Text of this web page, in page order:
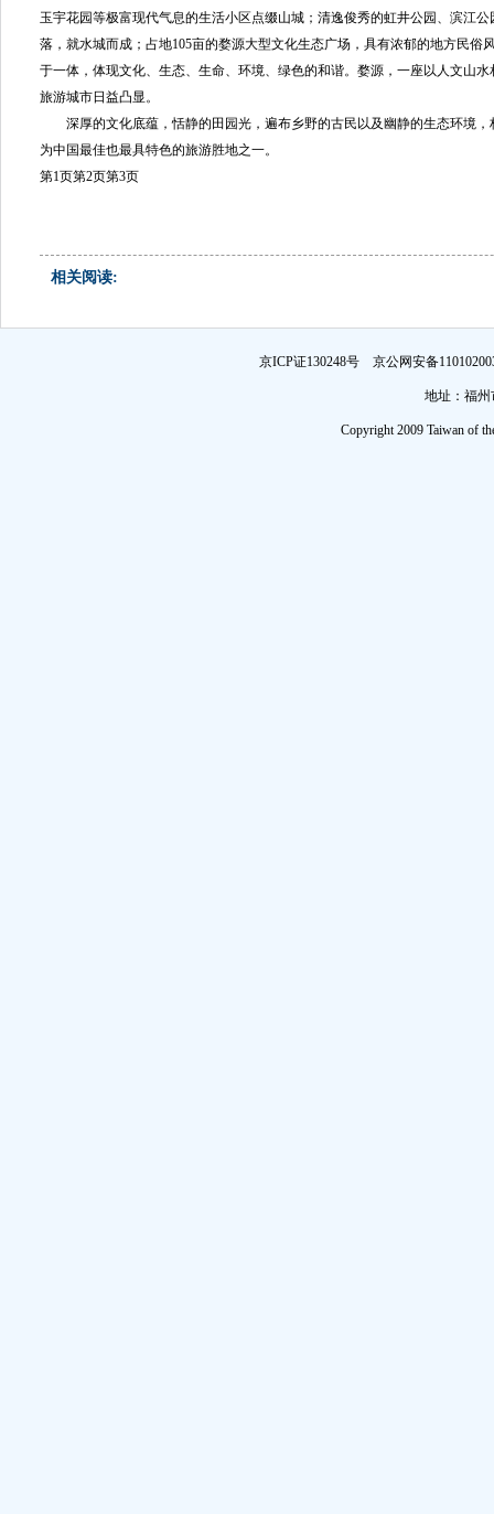
玉宇花园等极富现代气息的生活小区点缀山城；清逸俊秀的虹井公园、滨江
落，就水城而成；占地105亩的婺源大型文化生态广场，具有浓郁的地方民俗
于一体，体现文化、生态、生命、环境、绿色的和谐。婺源，一座以人文山
旅游城市日益凸显。
深厚的文化底蕴，恬静的田园光，遍布乡野的古民以及幽静的生态环境，
为中国最佳也最具特色的旅游胜地之一。
第1页第2页第3页
相关阅读:
京ICP证130248号 京公网安备
地址：福州
Copyright 2009 Taiwan of